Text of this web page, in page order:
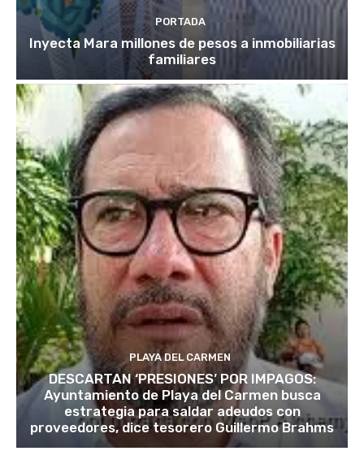
PORTADA
Inyecta Mara millones de pesos a inmobiliarias
familiares
PLAYA DEL CARMEN
DESCARTAN ‘PRESIONES’ POR IMPAGOS:
Ayuntamiento de Playa del Carmen busca
estrategia para saldar adeudos con
proveedores, dice tesorero Guillermo Brahms